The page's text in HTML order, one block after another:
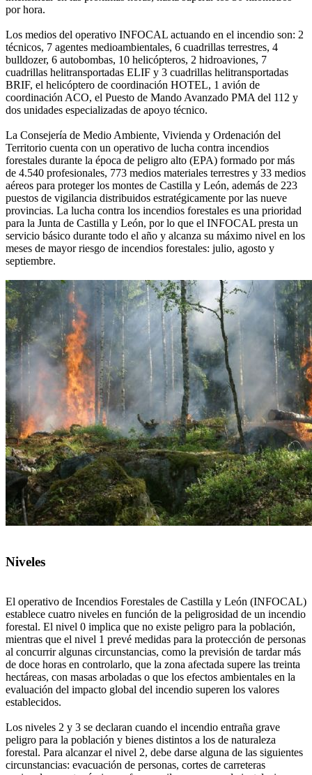
por hora.
Los medios del operativo INFOCAL actuando en el incendio son: 2
técnicos, 7 agentes medioambientales, 6 cuadrillas terrestres, 4
bulldozer, 6 autobombas, 10 helicópteros, 2 hidroaviones, 7
cuadrillas helitransportadas ELIF y 3 cuadrillas helitransportadas
BRIF, el helicóptero de coordinación HOTEL, 1 avión de
coordinación ACO, el Puesto de Mando Avanzado PMA del 112 y
dos unidades especializadas de apoyo técnico.
La Consejería de Medio Ambiente, Vivienda y Ordenación del
Territorio cuenta con un operativo de lucha contra incendios
forestales durante la época de peligro alto (EPA) formado por más
de 4.540 profesionales, 773 medios materiales terrestres y 33 medios
aéreos para proteger los montes de Castilla y León, además de 223
puestos de vigilancia distribuidos estratégicamente por las nueve
provincias. La lucha contra los incendios forestales es una prioridad
para la Junta de Castilla y León, por lo que el INFOCAL presta un
servicio básico durante todo el año y alcanza su máximo nivel en los
meses de mayor riesgo de incendios forestales: julio, agosto y
septiembre.
Niveles
El operativo de Incendios Forestales de Castilla y León (INFOCAL)
establece cuatro niveles en función de la peligrosidad de un incendio
forestal. El nivel 0 implica que no existe peligro para la población,
mientras que el nivel 1 prevé medidas para la protección de personas
al concurrir algunas circunstancias, como la previsión de tardar más
de doce horas en controlarlo, que la zona afectada supere las treinta
hectáreas, con masas arboladas o que los efectos ambientales en la
evaluación del impacto global del incendio superen los valores
establecidos.
Los niveles 2 y 3 se declaran cuando el incendio entraña grave
peligro para la población y bienes distintos a los de naturaleza
forestal. Para alcanzar el nivel 2, debe darse alguna de las siguientes
circunstancias: evacuación de personas, cortes de carreteras